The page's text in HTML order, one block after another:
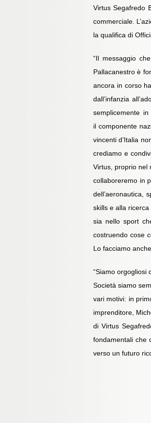
Virtus Segafredo
commerciale.
la qualifica di
“Il messaggio
Pallacanestro è
ancora in corso
dall’infanzia
semplicemente
il componente
vincenti d’Italia
crediamo e
Virtus, proprio nel
collaboreremo in
dell’aeronautica,
skills e alla
sia nello sport
costruendo cose
Lo facciamo
“Siamo orgogliosi
Società siamo
vari motivi: in
imprenditore,
di Virtus
fondamentali che
verso un futuro